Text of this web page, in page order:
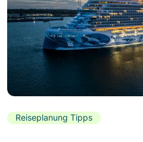
Reiseplanung Tipps